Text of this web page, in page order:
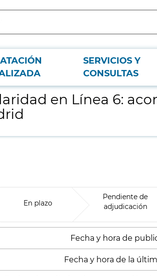
SERVICIOS Y
CONSULTAS
de cuartos técnicos para Metro de Madrid
en Línea 6:
En plazo
Pendiente de
adjudicación
Fecha y hora de
Fecha y hora de la